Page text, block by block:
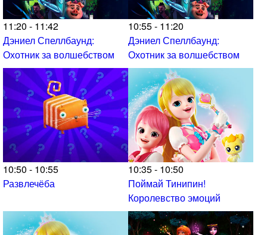
11:20 - 11:42
Дэниел Спеллбаунд:
Охотник за волшебством
10:55 - 11:20
Дэниел Спеллбаунд:
Охотник за волшебством
10:50 - 10:55
Развлечёба
10:35 - 10:50
Поймай Тинипин!
Королевство эмоций